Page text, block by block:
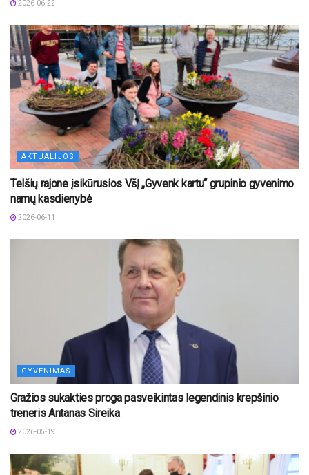
2026-06-22
AKTUALIJOS
Telšių rajone įsikūrusios VšĮ „Gyvenk kartu“ grupinio gyvenimo
namų kasdienybė
2026-06-11
GYVENIMAS
Gražios sukakties proga pasveikintas legendinis krepšinio
treneris Antanas Sireika
2026-05-19